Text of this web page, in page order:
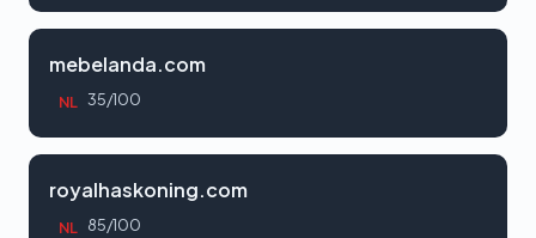
mebelanda.com
NL 35/100
royalhaskoning.com
NL 85/100